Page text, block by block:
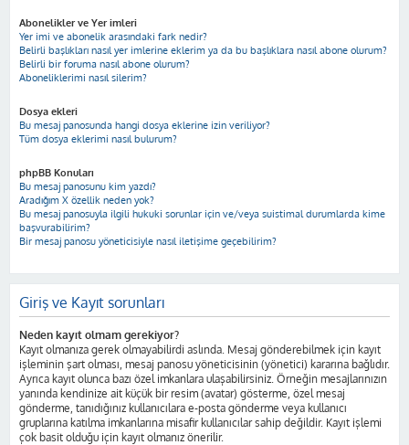
Abonelikler ve Yer imleri
Yer imi ve abonelik arasındaki fark nedir?
Belirli başlıkları nasıl yer imlerine eklerim ya da bu başlıklara nasıl abone olurum?
Belirli bir foruma nasıl abone olurum?
Aboneliklerimi nasıl silerim?
Dosya ekleri
Bu mesaj panosunda hangi dosya eklerine izin veriliyor?
Tüm dosya eklerimi nasıl bulurum?
phpBB Konuları
Bu mesaj panosunu kim yazdı?
Aradığım X özellik neden yok?
Bu mesaj panosuyla ilgili hukuki sorunlar için ve/veya suistimal durumlarda kime
başvurabilirim?
Bir mesaj panosu yöneticisiyle nasıl iletişime geçebilirim?
Giriş ve Kayıt sorunları
Neden kayıt olmam gerekiyor?
Kayıt olmanıza gerek olmayabilirdi aslında. Mesaj gönderebilmek için kayıt
işleminin şart olması, mesaj panosu yöneticisinin (yönetici) kararına bağlıdır.
Ayrıca kayıt olunca bazı özel imkanlara ulaşabilirsiniz. Örneğin mesajlarınızın
yanında kendinize ait küçük bir resim (avatar) gösterme, özel mesaj
gönderme, tanıdığınız kullanıcılara e-posta gönderme veya kullanıcı
gruplarına katılma imkanlarına misafir kullanıcılar sahip değildir. Kayıt işlemi
çok basit olduğu için kayıt olmanız önerilir.